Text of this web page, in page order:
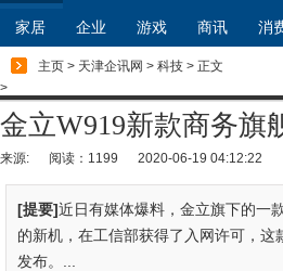
家居 企业 游戏 商讯 消
主页 > 天津企讯网 > 科技 > 正文
>
金立W919新款商务旗
来源: 阅读：1199 2020-06-19 04:12:22
[提要]近日有媒体爆料，金立旗下的一
的新机，在工信部获得了入网许可，这
发布。...